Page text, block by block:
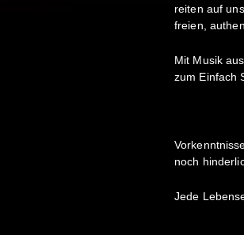
reiten auf
freien,
Mit Musik
zum Einfach
noch
Jede